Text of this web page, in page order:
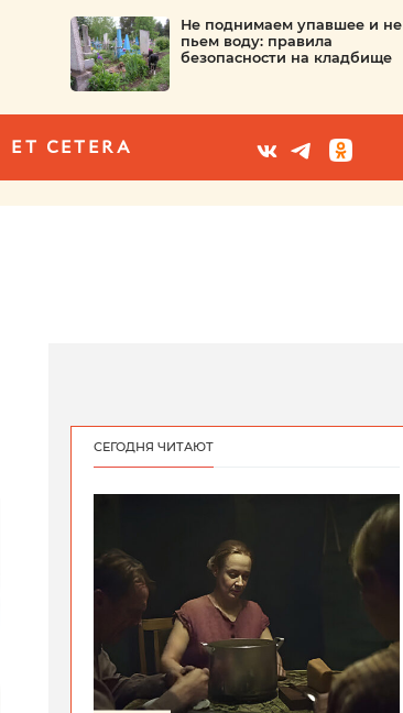
Не поднимаем упавшее и не
пьем воду: правила
безопасности на кладбище
ET CETERA
СЕГОДНЯ ЧИТАЮТ